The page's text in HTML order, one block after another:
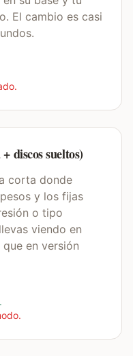
El cambio es casi
discos sueltos)
corta donde
y los fijas
o tipo
viendo en
en versión